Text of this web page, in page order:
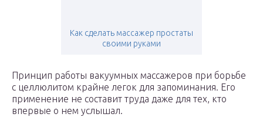
Как сделать массажер простаты
своими руками
Принцип работы вакуумных массажеров при борьбе
с целлюлитом крайне легок для запоминания. Его
применение не составит труда даже для тех, кто
впервые о нем услышал.